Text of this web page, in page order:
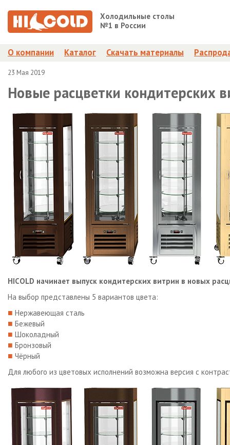
Холодильные столы
№1 в России
О компании Каталог Скачать материалы
23 Мая 2019
Новые расцветки кондитерских
HICOLD начинает выпуск кондитерских витрин в новых
На выбор представлены 5 вариантов цвета:
■ Нержавеющая сталь
■ Бежевый
■ Шоколадный
■ Бронзовый
■ Чёрный
Для любого из цветовых исполнений возможна версия с